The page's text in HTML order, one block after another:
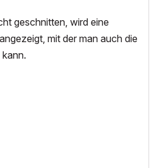
geschnitten, wird eine
mit der man auch die